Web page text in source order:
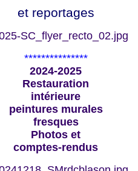
et reportages
***************
2024-2025
Restauration
intérieure
peintures murales
fresques
Photos et
comptes-rendus